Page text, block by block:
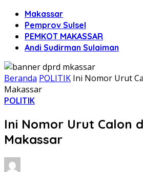
Makassar
Pemprov Sulsel
PEMKOT MAKASSAR
Andi Sudirman Sulaiman
Beranda POLITIK Ini Nomor Urut
Makassar
POLITIK
Ini Nomor Urut Calon
Makassar